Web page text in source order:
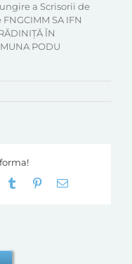
a Scrisorii de
SA IFN
ÎN
PODU
Tumblr Pinterest
E-